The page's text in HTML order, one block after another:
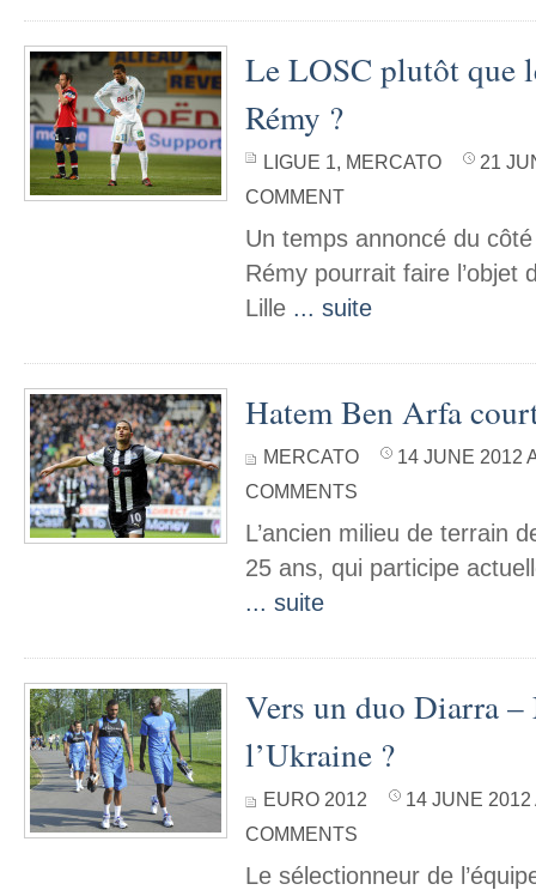
Le LOSC plutôt que
Rémy ?
LIGUE 1, MERCATO
21
COMMENT
Un temps annoncé du
Rémy pourrait faire l’objet
Lille ... suite
Hatem Ben Arfa
MERCATO
14 JUNE 2012
COMMENTS
L’ancien milieu de terrain
25 ans, qui participe
... suite
Vers un duo Diarra
l’Ukraine ?
EURO 2012
14 JUNE 2012
COMMENTS
Le sélectionneur de